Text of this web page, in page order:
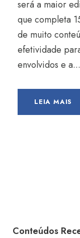
será a maior
que completa
de muito
efetividade
envolvidos e a...
LEIA MAIS
Conteúdos